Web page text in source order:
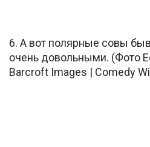
6. А вот полярные совы
очень довольными. (Фото
Barcroft Images | Comedy